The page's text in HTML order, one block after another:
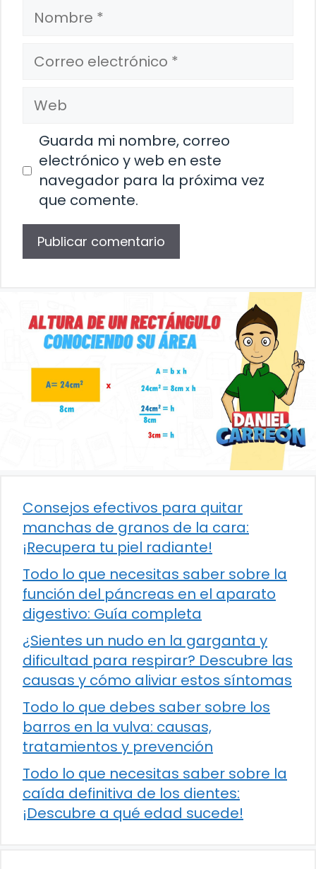
Nombre
Correo
electrónico
Web
Guarda mi nombre, correo
electrónico y web en este
navegador para la próxima vez
que comente.
Consejos efectivos para quitar
manchas de granos de la cara:
¡Recupera tu piel radiante!
Todo lo que necesitas saber sobre la
función del páncreas en el aparato
digestivo: Guía completa
¿Sientes un nudo en la garganta y
dificultad para respirar? Descubre las
causas y cómo aliviar estos síntomas
Todo lo que debes saber sobre los
barros en la vulva: causas,
tratamientos y prevención
Todo lo que necesitas saber sobre la
caída definitiva de los dientes:
¡Descubre a qué edad sucede!